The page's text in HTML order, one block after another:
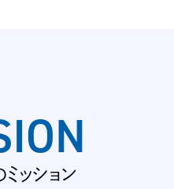
ッション